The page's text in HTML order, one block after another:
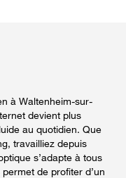
à Waltenheim-sur-
devient plus
au quotidien. Que
travailliez depuis
s’adapte à tous
de profiter d’un